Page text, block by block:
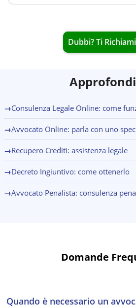
Dubbi? Ti
→Consulenza Legale Online: come
→Avvocato Online: parla con uno
→Recupero Crediti: assistenza legale
→Decreto Ingiuntivo: come ottenerlo
→Avvocato Penalista: consulenza
Domande
Quando è necessario un